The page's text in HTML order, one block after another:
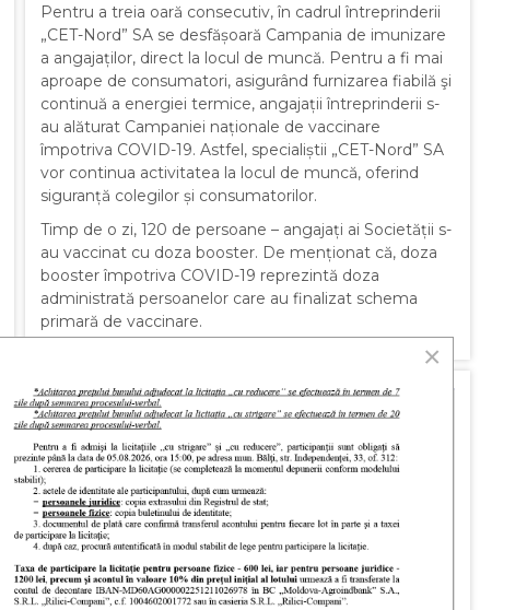
Pentru a treia oară consecutiv, în cadrul întreprinderii
„CET-Nord” SA se desfășoară Campania de imunizare
a angajaților, direct la locul de muncă. Pentru a fi mai
aproape de consumatori, asigurând furnizarea fiabilă şi
continuă a energiei termice, angajații întreprinderii s-
au alăturat Campaniei naționale de vaccinare
împotriva COVID-19. Astfel, specialiștii „CET-Nord” SA
vor continua activitatea la locul de muncă, oferind
siguranță colegilor și consumatorilor.
Timp de o zi, 120 de persoane – angajați ai Societății s-
au vaccinat cu doza booster. De menționat că, doza
booster împotriva COVID-19 reprezintă doza
administrată persoanelor care au finalizat schema
primară de vaccinare.
PUBLISHED: 03 JANUARY 2022
×